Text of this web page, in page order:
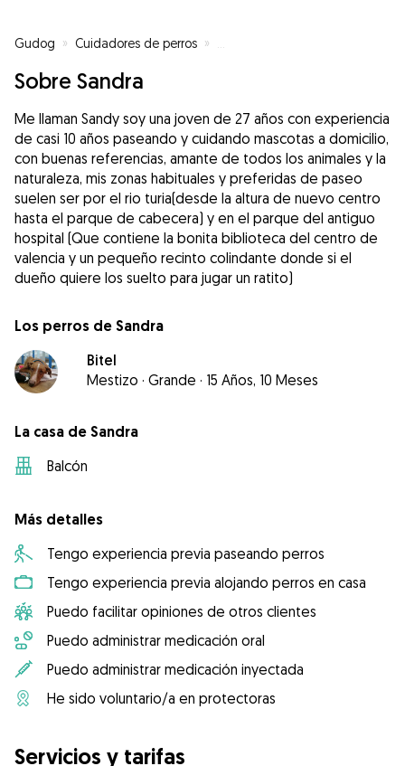
Gudog » Cuidadores de perros »
Sobre Sandra
Me llaman Sandy soy una joven de 27 años con experiencia
de casi 10 años paseando y cuidando mascotas a domicilio,
con buenas referencias, amante de todos los animales y la
naturaleza, mis zonas habituales y preferidas de paseo
suelen ser por el rio turia(desde la altura de nuevo centro
hasta el parque de cabecera) y en el parque del antiguo
hospital (Que contiene la bonita biblioteca del centro de
valencia y un pequeño recinto colindante donde si el
dueño quiere los suelto para jugar un ratito)
Los perros de Sandra
Bitel
Mestizo · Grande · 15 Años, 10 Meses
La casa de Sandra
Balcón
Más detalles
Tengo experiencia previa paseando perros
Tengo experiencia previa alojando perros en casa
Puedo facilitar opiniones de otros clientes
Puedo administrar medicación oral
Puedo administrar medicación inyectada
He sido voluntario/a en protectoras
Servicios y tarifas